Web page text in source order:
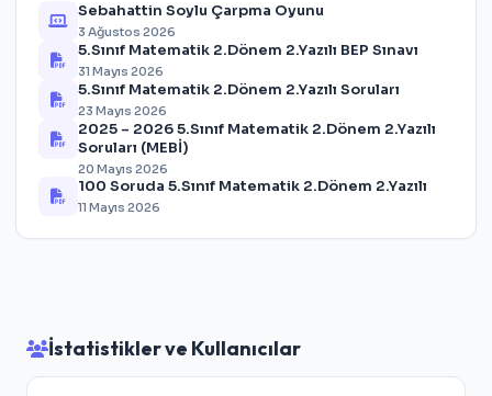
Sebahattin Soylu Çarpma Oyunu
3 Ağustos 2026
5.Sınıf Matematik 2.Dönem 2.Yazılı BEP Sınavı
31 Mayıs 2026
5.Sınıf Matematik 2.Dönem 2.Yazılı Soruları
23 Mayıs 2026
2025 – 2026 5.Sınıf Matematik 2.Dönem 2.Yazılı
Soruları (MEBİ)
20 Mayıs 2026
100 Soruda 5.Sınıf Matematik 2.Dönem 2.Yazılı
11 Mayıs 2026
İstatistikler ve Kullanıcılar